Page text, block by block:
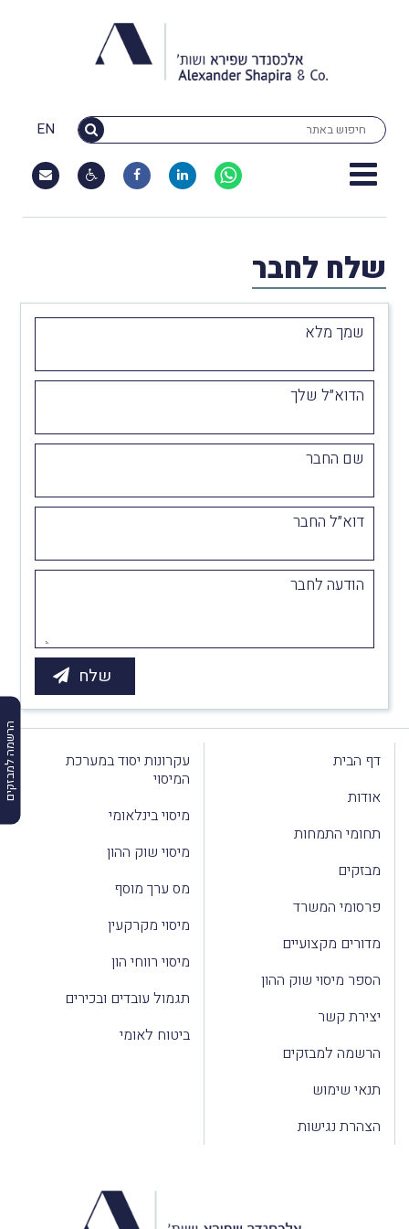
EN
הרשמה למבזקים
שלח לחבר
שמך מלא
הדוא״ל שלך
שם החבר
דוא״ל החבר
הודעה לחבר
דף הבית
אודות
תחומי התמחות
מבזקים
פרסומי המשרד
מדורים מקצועיים
הספר מיסוי שוק ההון
יצירת קשר
הרשמה למבזקים
תנאי שימוש
הצהרת נגישות
עקרונות יסוד במערכת
המיסוי
מיסוי בינלאומי
מיסוי שוק ההון
מס ערך מוסף
מיסוי מקרקעין
מיסוי רווחי הון
תגמול עובדים ובכירים
ביטוח לאומי